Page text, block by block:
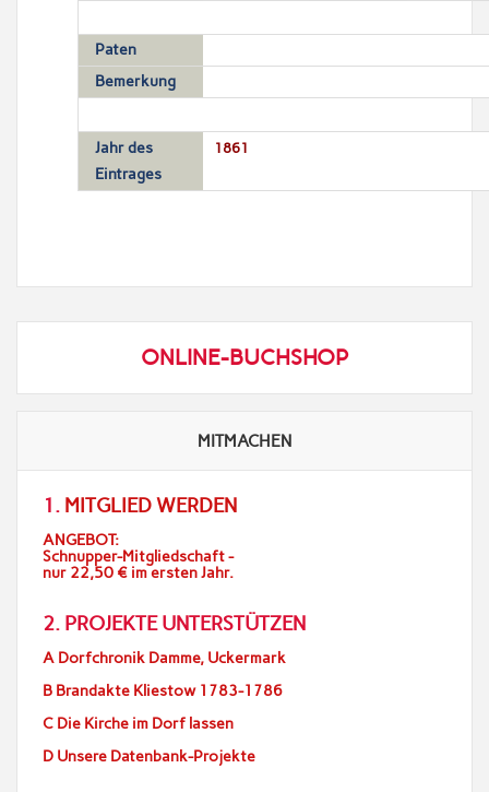
Paten
Bemerkung
Jahr des
Eintrages
1861
ONLINE-BUCHSHOP
MITMACHEN
1. MITGLIED WERDEN
ANGEBOT:
Schnupper-Mitgliedschaft -
nur 22,50 € im ersten Jahr.
2. PROJEKTE UNTERSTÜTZEN
A Dorfchronik Damme, Uckermark
B Brandakte Kliestow 1783-1786
C Die Kirche im Dorf lassen
D Unsere Datenbank-Projekte